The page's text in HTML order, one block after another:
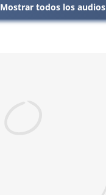
Mostrar todos los audios